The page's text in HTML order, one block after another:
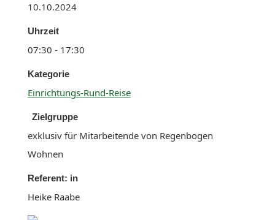
10.10.2024
Uhrzeit
07:30 - 17:30
Kategorie
Einrichtungs-Rund-Reise
Zielgruppe
exklusiv für Mitarbeitende von Regenbogen
Wohnen
Referent: in
Heike Raabe